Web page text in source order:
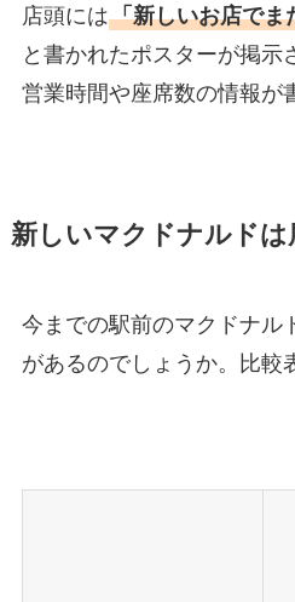
店頭には「新しいお店でま
と書かれたポスターが掲示
営業時間や座席数の情報が
新しいマクドナルド
今までの駅前のマクドナル
があるのでしょうか。比較